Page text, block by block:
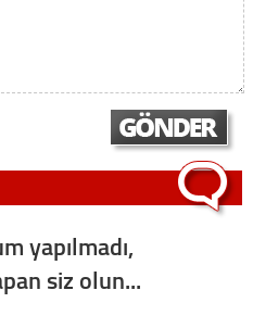
yapılmadı,
siz olun...